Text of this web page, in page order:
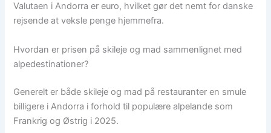
Valutaen i Andorra er euro, hvilket gør det nemt for danske
rejsende at veksle penge hjemmefra.
Hvordan er prisen på skileje og mad sammenlignet med
alpedestinationer?
Generelt er både skileje og mad på restauranter en smule
billigere i Andorra i forhold til populære alpelande som
Frankrig og Østrig i 2025.